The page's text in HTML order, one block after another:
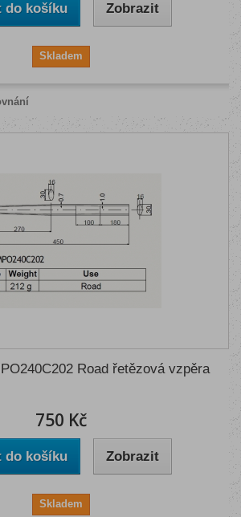
do košíku Zobrazit
Skladem
Road řetězová vzpěra
750 Kč
do košíku Zobrazit
Skladem